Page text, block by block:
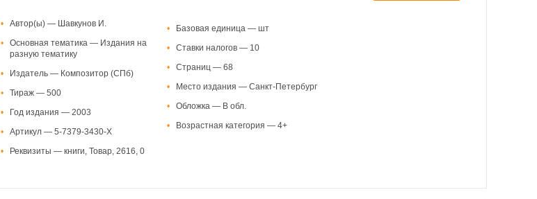
•
Автор(ы) — Шавкунов И.
•
Основная тематика — Издания на
разную тематику
•
Издатель — Композитор (СПб)
•
Тираж — 500
•
Год издания — 2003
•
Артикул — 5-7379-3430-Х
•
Реквизиты — книги, Товар, 2616, 0
•
Базовая единица — шт
•
Ставки налогов — 10
•
Страниц — 68
•
Место издания — Санкт-Петербург
•
Обложка — В обл.
•
Возрастная категория — 4+